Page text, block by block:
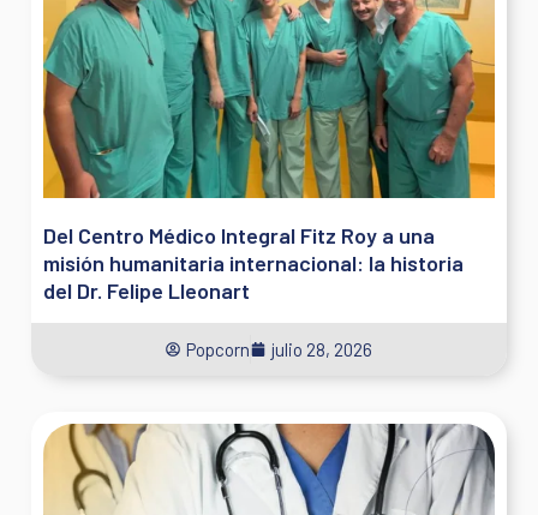
Del Centro Médico Integral Fitz Roy a una
misión humanitaria internacional: la historia
del Dr. Felipe Lleonart
Popcorn julio 28, 2026